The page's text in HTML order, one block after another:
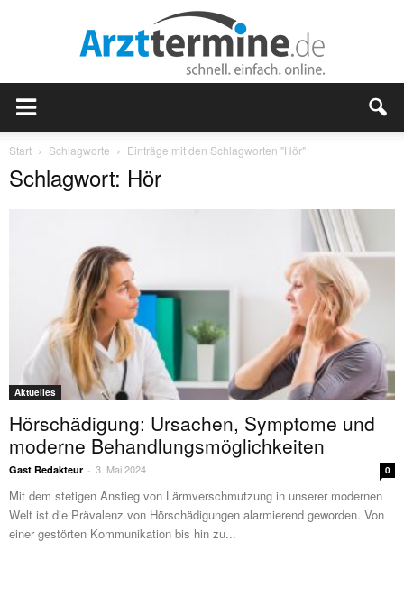
Start Schlagworte Einträge mit den Schlagworten "Hör"
Schlagwort: Hör
Aktuelles
Hörschädigung: Ursachen, Symptome und
moderne Behandlungsmöglichkeiten
Gast Redakteur - 3. Mai 2024 0
Mit dem stetigen Anstieg von Lärmverschmutzung in unserer modernen
Welt ist die Prävalenz von Hörschädigungen alarmierend geworden. Von
einer gestörten Kommunikation bis hin zu...